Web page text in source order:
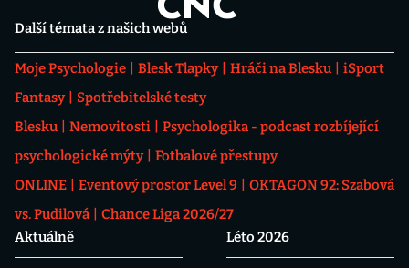
Další témata z našich webů
Moje Psychologie Blesk Tlapky Hráči na Blesku
iSport
Fantasy
Spotřebitelské testy
Blesku
Nemovitosti
Psychologika - podcast rozbíjející
psychologické mýty
Fotbalové přestupy
ONLINE
Eventový prostor Level 9
OKTAGON 92: Szabová
vs. Pudilová
Chance Liga 2026/27
Aktuálně
Léto 2026